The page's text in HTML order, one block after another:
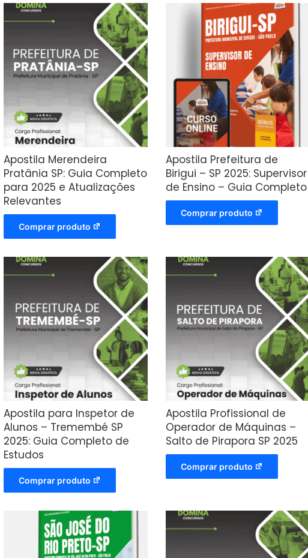
Apostila Merendeira
Pratânia SP: Guia Completo
para 2025 e Atualizações
Relevantes
Comprar produto
Apostila Prefeitura de
Birigui – SP 2025: Supervisor
de Ensino – Guia Completo
Comprar produto
Apostila para Inspetor de
Alunos – Tremembé SP
2025: Guia Completo de
Estudos
Comprar produto
Apostila Profissional de
Operador de Máquinas –
Salto de Pirapora SP 2025
Comprar produto